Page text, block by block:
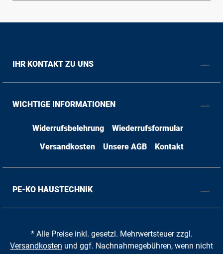
IHR KONTAKT ZU UNS
WICHTIGE INFORMATIONEN
Widerrufsbelehrung
Wiederrufsformular
Versandkosten
Unsere AGB Kontakt
PE-KO HAUSTECHNIK
* Alle Preise inkl. gesetzl. Mehrwertsteuer zzgl.
Versandkosten und ggf. Nachnahmegebühren, wenn nicht